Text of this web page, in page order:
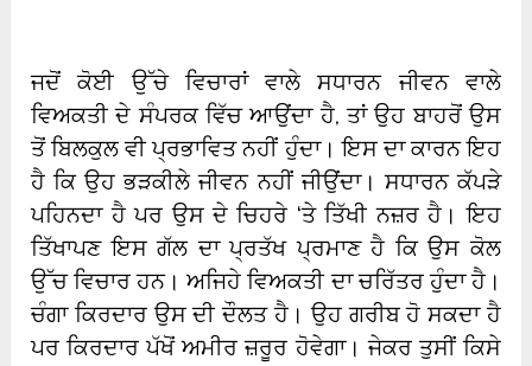
ਜਦੋਂ ਕੋਈ ਉੱਚੇ ਵਿਚਾਰਾਂ ਵਾਲੇ ਸਧਾਰਨ ਜੀਵਨ ਵਾਲੇ
ਵਿਅਕਤੀ ਦੇ ਸੰਪਰਕ ਵਿੱਚ ਆਉਂਦਾ ਹੈ, ਤਾਂ ਉਹ ਬਾਹਰੋਂ ਉਸ
ਤੋਂ ਬਿਲਕੁਲ ਵੀ ਪ੍ਰਭਾਵਿਤ ਨਹੀਂ ਹੁੰਦਾ। ਇਸ ਦਾ ਕਾਰਨ ਇਹ
ਹੈ ਕਿ ਉਹ ਭੜਕੀਲੇ ਜੀਵਨ ਨਹੀਂ ਜੀਉਂਦਾ। ਸਧਾਰਨ ਕੱਪੜੇ
ਪਹਿਨਦਾ ਹੈ ਪਰ ਉਸ ਦੇ ਚਿਹਰੇ ‘ਤੇ ਤਿੱਖੀ ਨਜ਼ਰ ਹੈ। ਇਹ
ਤਿੱਖਾਪਣ ਇਸ ਗੱਲ ਦਾ ਪ੍ਰਤੱਖ ਪ੍ਰਮਾਣ ਹੈ ਕਿ ਉਸ ਕੋਲ
ਉੱਚ ਵਿਚਾਰ ਹਨ। ਅਜਿਹੇ ਵਿਅਕਤੀ ਦਾ ਚਰਿੱਤਰ ਹੁੰਦਾ ਹੈ।
ਚੰਗਾ ਕਿਰਦਾਰ ਉਸ ਦੀ ਦੌਲਤ ਹੈ। ਉਹ ਗਰੀਬ ਹੋ ਸਕਦਾ ਹੈ
ਪਰ ਕਿਰਦਾਰ ਪੱਖੋਂ ਅਮੀਰ ਜ਼ਰੂਰ ਹੋਵੇਗਾ। ਜੇਕਰ ਤੁਸੀਂ ਕਿਸੇ